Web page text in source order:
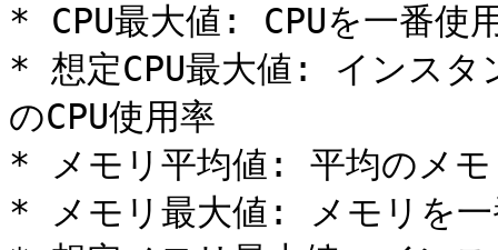
* CPU最大値: CPUを一番使
* 想定CPU最大値: インスタ
のCPU使用率
* メモリ平均値: 平均のメモ
* メモリ最大値: メモリを一